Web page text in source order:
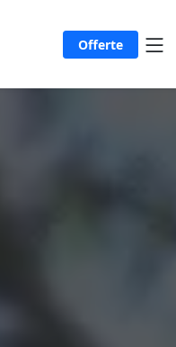
Offerte